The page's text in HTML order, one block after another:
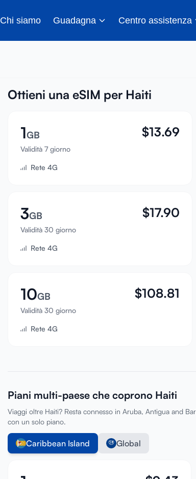
Chi siamo Guadagna Centro assistenza
Ottieni una eSIM per Haiti
1GB
Validità 7 giorno
$13.69
Rete 4G
3GB
Validità 30 giorno
$17.90
Rete 4G
10GB
Validità 30 giorno
$108.81
Rete 4G
Piani multi-paese che coprono Haiti
Viaggi oltre Haiti? Resta connesso in Aruba, Antigua and
con un solo piano.
Caribbean Island Global